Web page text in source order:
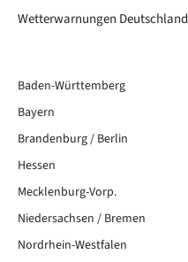
Wetterwarnungen Deutschland
Baden-Württemberg
Bayern
Brandenburg / Berlin
Hessen
Mecklenburg-Vorp.
Niedersachsen / Bremen
Nordrhein-Westfalen